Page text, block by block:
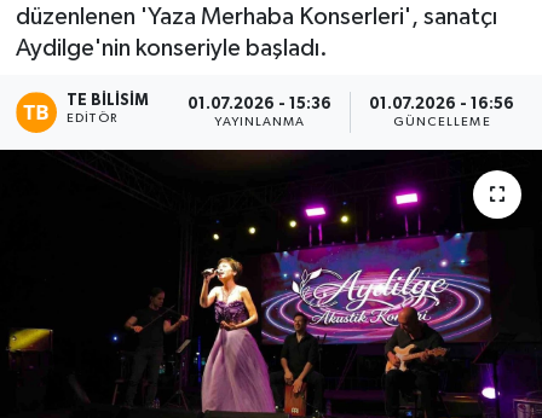
düzenlenen 'Yaza Merhaba Konserleri', sanatçı
Aydilge'nin konseriyle başladı.
TE BILISIM
EDITÖR
01.07.2026 - 15:36
YAYINLANMA
01.07.2026 - 16:56
GÜNCELLEME